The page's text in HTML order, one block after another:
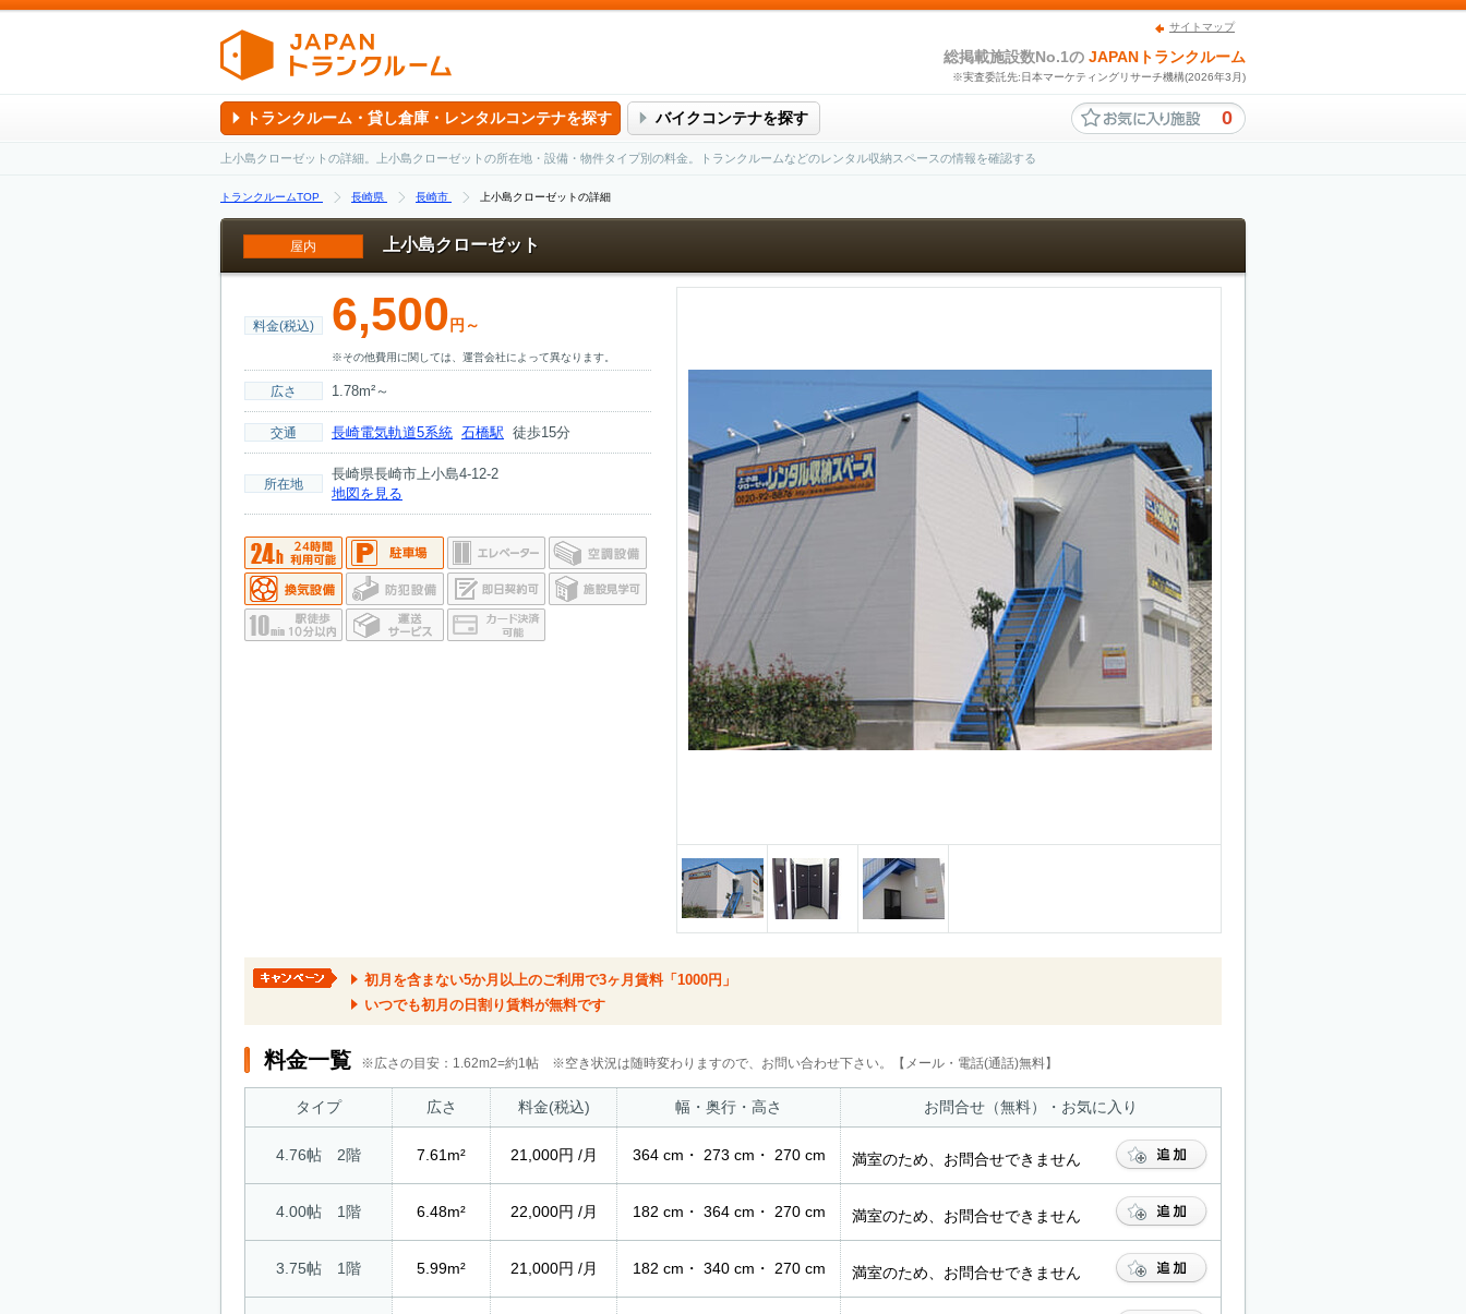
サイトマップ
総掲載施設数No.1の JAPANトランクルーム
※実査委託先:日本マーケティングリサーチ機構(2026年3月)
トランクルーム・貸し倉庫・レンタルコンテナを探す バイクコンテナを探す 0
上小島クローゼットの詳細。上小島クローゼットの所在地・設備・物件タイプ別の料金。トランクルームなどのレンタル収納スペースの情報を確認する
トランクルームTOP 長崎県 長崎市 上小島クローゼットの詳細
屋内 上小島クローゼット
料金(税込) 6,500 円～
※その他費用に関しては、運営会社によって異なります。
広さ 1.78m²～
交通 長崎電気軌道5系統 石橋駅 徒歩15分
所在地
長崎県長崎市上小島4-12-2
地図を見る
初月を含まない5か月以上のご利用で3ヶ月賃料「1000円」
いつでも初月の日割り賃料が無料です
料金一覧 ※広さの目安：1.62m2=約1帖 ※空き状況は随時変わりますので、お問い合わせ下さい。【メール・電話(通話)無料】
タイプ 広さ 料金(税込) 幅・奥行・高さ お問合せ（無料）・お気に入り
4.76帖 2階 7.61m² 21,000円 /月 364 cm・ 273 cm・ 270 cm 満室のため、お問合せできません
4.00帖 1階 6.48m² 22,000円 /月 182 cm・ 364 cm・ 270 cm 満室のため、お問合せできません
3.75帖 1階 5.99m² 21,000円 /月 182 cm・ 340 cm・ 270 cm 満室のため、お問合せできません